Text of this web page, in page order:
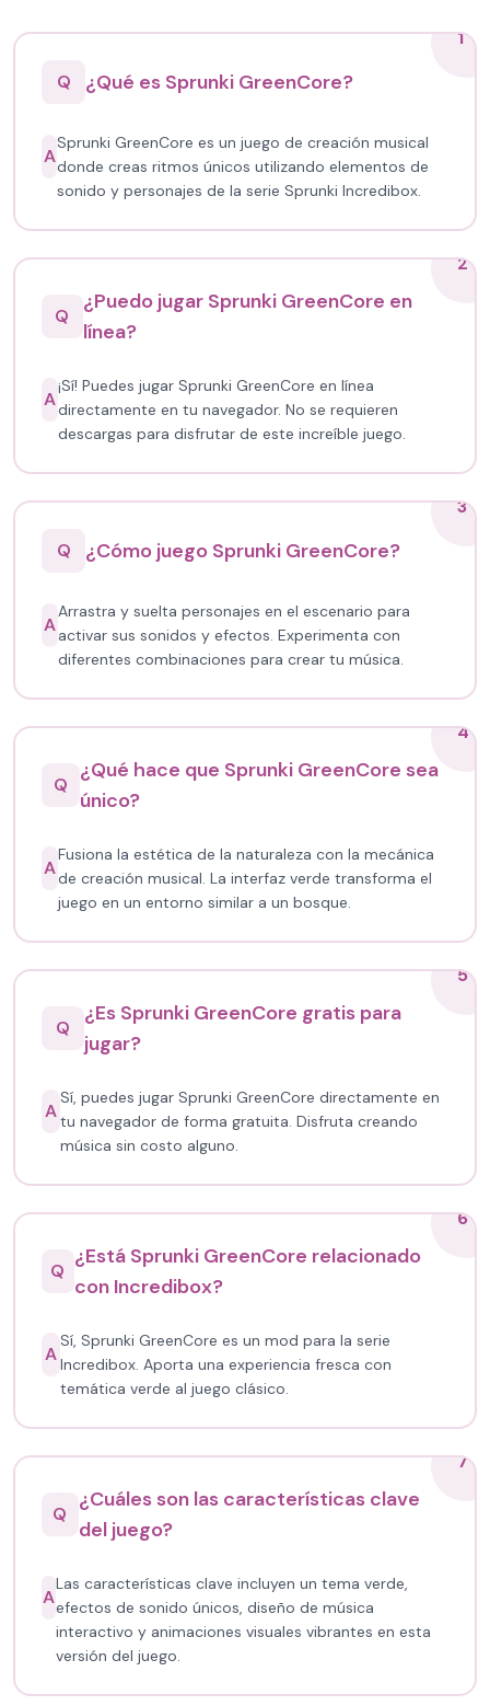
1
Q
¿Qué es Sprunki GreenCore?
A
Sprunki GreenCore es un juego de creación musical
donde creas ritmos únicos utilizando elementos de
sonido y personajes de la serie Sprunki Incredibox.
2
Q
¿Puedo jugar Sprunki GreenCore en
línea?
A
¡Sí! Puedes jugar Sprunki GreenCore en línea
directamente en tu navegador. No se requieren
descargas para disfrutar de este increíble juego.
3
Q
¿Cómo juego Sprunki GreenCore?
A
Arrastra y suelta personajes en el escenario para
activar sus sonidos y efectos. Experimenta con
diferentes combinaciones para crear tu música.
4
Q
¿Qué hace que Sprunki GreenCore sea
único?
A
Fusiona la estética de la naturaleza con la mecánica
de creación musical. La interfaz verde transforma el
juego en un entorno similar a un bosque.
5
Q
¿Es Sprunki GreenCore gratis para
jugar?
A
Sí, puedes jugar Sprunki GreenCore directamente en
tu navegador de forma gratuita. Disfruta creando
música sin costo alguno.
6
Q
¿Está Sprunki GreenCore relacionado
con Incredibox?
A
Sí, Sprunki GreenCore es un mod para la serie
Incredibox. Aporta una experiencia fresca con
temática verde al juego clásico.
7
Q
¿Cuáles son las características clave
del juego?
A
Las características clave incluyen un tema verde,
efectos de sonido únicos, diseño de música
interactivo y animaciones visuales vibrantes en esta
versión del juego.